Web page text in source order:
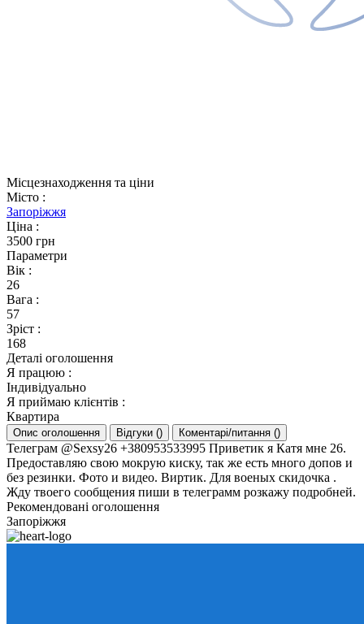
Місцезнаходження та ціни
Місто :
Запоріжжя
Ціна :
3500 грн
Параметри
Вік :
26
Вага :
57
Зріст :
168
Деталі оголошення
Я працюю :
Індивідуально
Я приймаю клієнтів :
Квартира
Опис оголошення Відгуки () Коментарі/питання ()
Телеграм @Sexsy26 +380953533995 Приветик я Катя мне 26.
Предоставляю свою мокрую киску, так же есть много допов и
без резинки. Фото и видео. Виртик. Для военых скидочка .
Жду твоего сообщения пиши в телеграмм розкажу подробней.
Рекомендовані оголошення
Запоріжжя